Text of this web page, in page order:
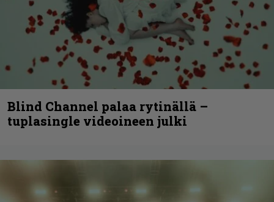
Blind Channel palaa rytinällä –
tuplasingle videoineen julki